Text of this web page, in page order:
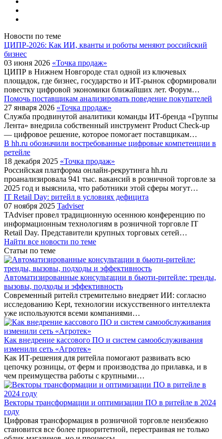
Новости по теме
ЦИПР-2026: Как ИИ, кванты и роботы меняют российский
бизнес
03 июня 2026 «Точка продаж»
ЦИПР в Нижнем Новгороде стал одной из ключевых
площадок, где бизнес, государство и ИТ-рынок сформировали
повестку цифровой экономики ближайших лет. Форум…
Помочь поставщикам анализировать поведение покупателей
27 января 2026 «Точка продаж»
Служба продвинутой аналитики команды ИТ-бренда «Группы
Лента» внедрила собственный инструмент Product Check-up
— цифровое решение, которое помогает поставщикам…
В hh.ru обозначили востребованные цифровые компетенции в
ретейле
18 декабря 2025 «Точка продаж»
Российская платформа онлайн-рекрутинга hh.ru
проанализировала 941 тыс. вакансий в розничной торговле за
2025 год и выяснила, что работники этой сферы могут…
IT Retail Day: ритейл в условиях дефицита
07 ноября 2025 Tadviser
TAdviser провел традиционную осеннюю конференцию по
информационным технологиям в розничной торговле IT
Retail Day. Представители крупных торговых сетей…
Найти все новости по теме
Статьи по теме
Автоматизированные консультации в бьюти-ритейле: тренды,
вызовы, подходы и эффективность
Современный ритейл стремительно внедряет ИИ: согласно
исследованию Kept, технологии искусственного интеллекта
уже используются всеми компаниями…
Как внедрение кассового ПО и систем самообслуживания
изменили сеть «Агротек»
Как ИТ-решения для ритейла помогают развивать всю
цепочку розницы, от ферм и производства до прилавка, и в
чем преимущества работы с крупными…
Векторы трансформации и оптимизации ПО в ритейле в 2024
году
Цифровая трансформация в розничной торговле неизбежно
становится все более приоритетной, перестраивая не только